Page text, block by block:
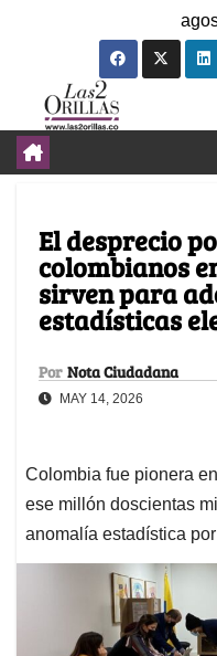
El desprecio
colombianos
sirven para
estadísticas
Por Nota Ciudadana
MAY 14, 2026
Colombia fue pionera
ese millón doscientas
anomalía estadística